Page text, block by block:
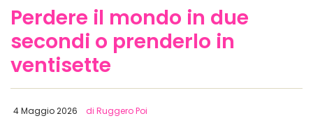
Perdere il mondo in due
secondi o prenderlo in
ventisette
4 Maggio 2026 di Ruggero Poi